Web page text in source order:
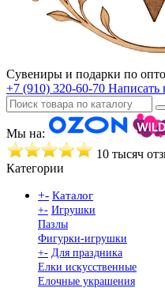
Сувениры и подарки по
+7 (910) 320-60-70 Написать
Мы на:
10 тысяч
Категории
+- Каталог
+- Игрушки
Пазлы
Фигурки-игрушки
+- Для праздника
Елки искусственные
Елочные украшения